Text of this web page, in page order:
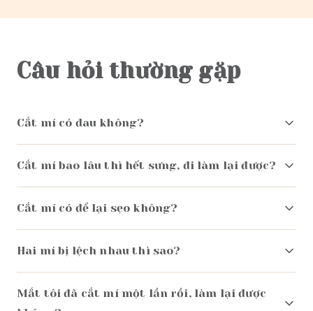
Câu hỏi thường gặp
Cắt mí có đau không?
Cắt mí bao lâu thì hết sưng, đi làm lại được?
Cắt mí có để lại sẹo không?
Hai mí bị lệch nhau thì sao?
Mắt tôi đã cắt mí một lần rồi, làm lại được